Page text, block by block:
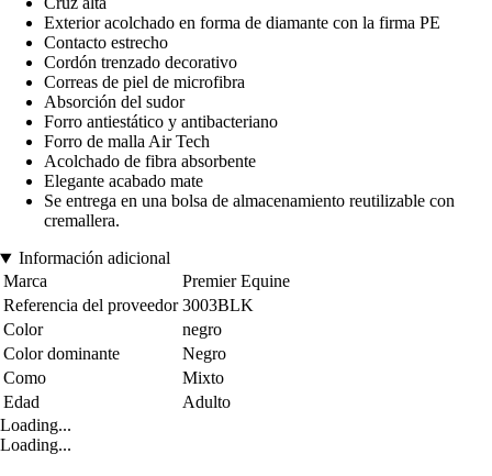
Exterior acolchado en forma de diamante con la firma PE
Contacto estrecho
Cordón trenzado decorativo
Correas de piel de microfibra
Absorción del sudor
Forro antiestático y antibacteriano
Forro de malla Air Tech
Acolchado de fibra absorbente
Elegante acabado mate
Se entrega en una bolsa de almacenamiento reutilizable con
cremallera.
Información adicional
Marca
Premier Equine
Referencia del proveedor 3003BLK
Color
negro
Color dominante
Negro
Como
Mixto
Edad
Adulto
Loading...
Loading...